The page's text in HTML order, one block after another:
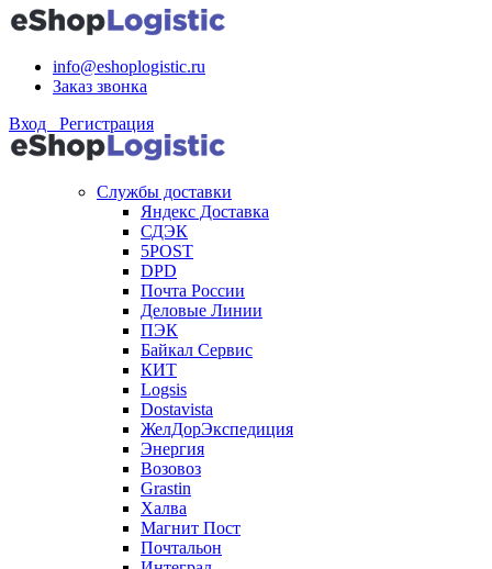
info@eshoplogistic.ru
Заказ звонка
Вход Регистрация
Службы доставки
Яндекс Доставка
СДЭК
5POST
DPD
Почта России
Деловые Линии
ПЭК
Байкал Сервис
КИТ
Logsis
Dostavista
ЖелДорЭкспедиция
Энергия
Возовоз
Grastin
Халва
Магнит Пост
Почтальон